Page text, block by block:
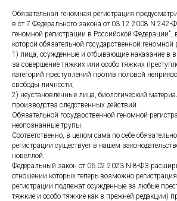
Обязательная геномная регистрация
в ст.7 Федерального закона от 03.12.2008 N 242-
геномной регистрации в Российской Федерации",
которой обязательной государственной геномной
1) лица, осужденные и отбывающие наказание в
за совершение тяжких или особо тяжких
категорий преступлений против половой
свободы личности;
2) неустановленные лица, биологический
производства следственных действий.
Обязательной государственной геномной
неопознанные трупы.
Соответственно, в целом сама по себе
регистрации существует в нашем
новеллой.
Федеральный закон от 06.02.2023 N 8-ФЗ
отношении которых теперь возможно
регистрации подлежат осужденные за любые
тяжкие и особо тяжкие как в прежней редакции)